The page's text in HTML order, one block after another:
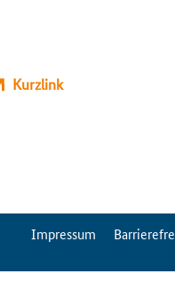
Kurzlink
Impressum